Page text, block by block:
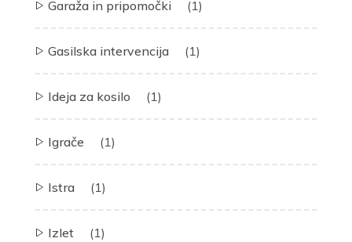
Garaža in pripomočki (1)
Gasilska intervencija (1)
Ideja za kosilo (1)
Igrače (1)
Istra (1)
Izlet (1)